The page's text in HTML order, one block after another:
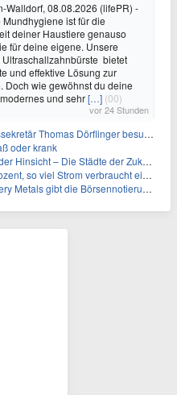
Walldorf, 08.08.2026 (lifePR) -
Mundhygiene ist für die
deiner Haustiere genauso
für deine eigene. Unsere
Ultraschallzahnbürste bietet
und effektive Lösung zur
Doch wie gewöhnst du deine
und sehr[…] (00)
vor 24 Stunden
besucht Handwerksbetrieb im Kammerbezirk Freiburg
oder krank
– Die Städte der Zukunft sind grün-blau
viel Strom verbraucht ein Aufzug im Gebäude
Börsennotierung an der Frankfurter Wertpapierbörse bekannt